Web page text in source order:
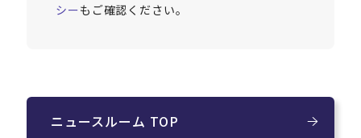
シーもご確認ください。
ニュースルーム TOP